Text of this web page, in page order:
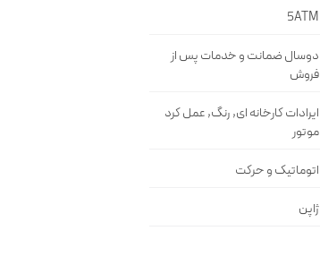
5ATM
دوسال ضمانت و خدمات پس از
فروش
ایرادات کارخانه ای, رنگ, عمل کرد
موتور
اتوماتیک و حرکت
ژاپن